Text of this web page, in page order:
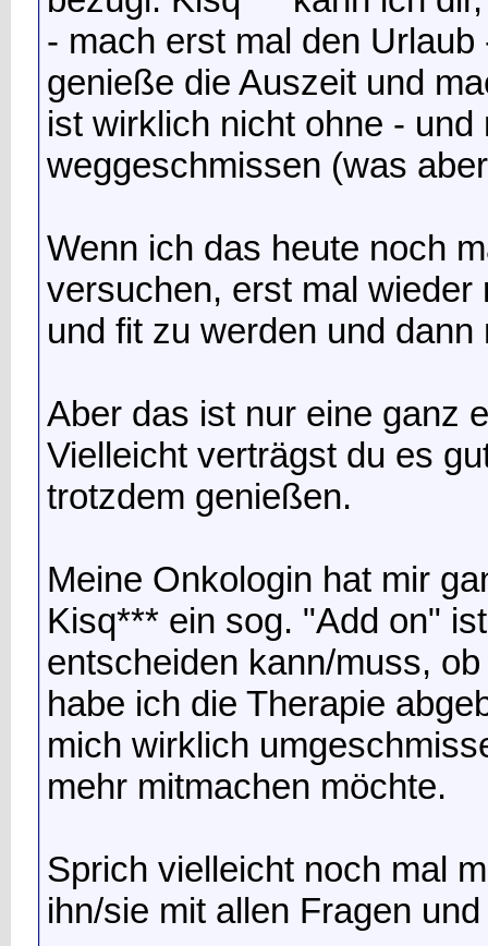
- mach erst mal den
genieße die Auszeit und
ist wirklich nicht ohne -
weggeschmissen (was
Wenn ich das heute noch
versuchen, erst mal
und fit zu werden und
Aber das ist nur eine ganz
Vielleicht verträgst du es
trotzdem genießen.
Meine Onkologin hat mir
Kisq*** ein sog. "Add on"
entscheiden kann/muss,
habe ich die Therapie
mich wirklich
mehr mitmachen möchte.
Sprich vielleicht noch mal
ihn/sie mit allen Fragen